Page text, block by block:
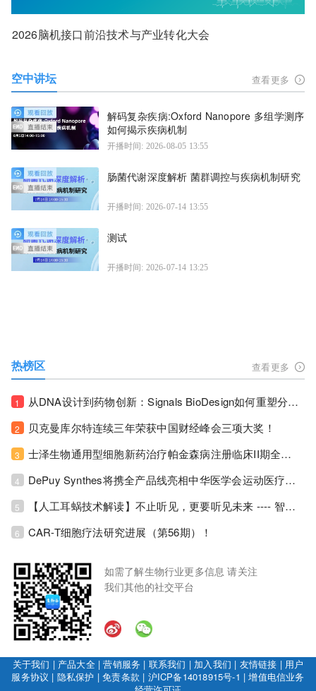
2026脑机接口前沿技术与产业转化大会
空中讲坛 查看更多
解码复杂疾病:Oxford Nanopore 多组学测序
如何揭示疾病机制
开播时间: 2026-08-05 13:55
肠菌代谢深度解析 菌群调控与疾病机制研究
开播时间: 2026-07-14 13:55
测试
开播时间: 2026-07-14 13:25
热榜区 查看更多
1 从DNA设计到药物创新：Signals BioDesign如何重塑分子生物学研发生态！
2 贝克曼库尔特连续三年荣获中国财经峰会三项大奖！
3 士泽生物通用型细胞新药治疗帕金森病注册临床II期全部入组完成！
4 DePuy Synthes将携全产品线亮相中华医学会运动医疗分会大会，加码布局中国运动医学创新赛道！
5 【人工耳蜗技术解读】不止听见，更要听见未来 ---- 智能耳蜗，开启人工耳蜗技术新纪元！
6 CAR-T细胞疗法研究进展（第56期）！
如需了解生物行业更多信息 请关注
我们其他的社交平台
关于我们 | 产品大全|营销服务 | 联系我们 | 加入我们 | 友情链接 | 用户
服务协议 | 隐私保护 |免责条款 | 沪ICP备14018915号-1 |增值电信业务